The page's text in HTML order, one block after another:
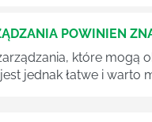
POWINIEN
które mogą
jednak łatwe i warto